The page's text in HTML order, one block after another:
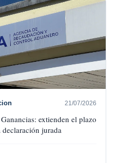
21/07/2026
extienden el plazo
declaración jurada